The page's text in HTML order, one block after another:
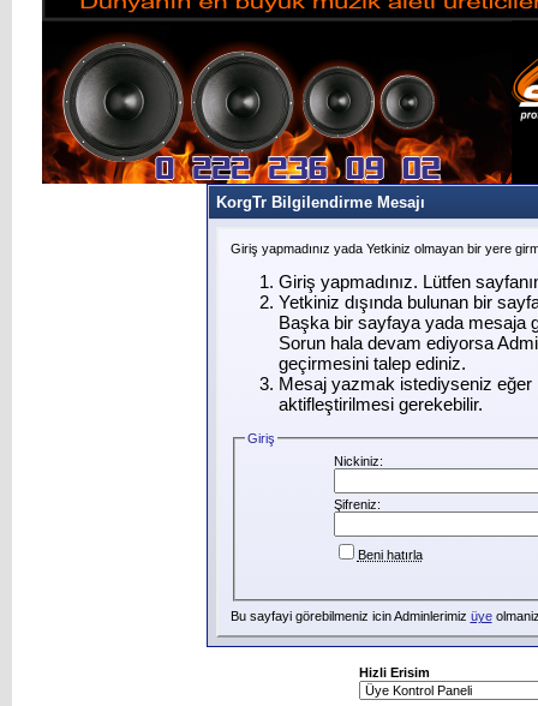
KorgTr Bilgilendirme Mesajı
Giriş yapmadınız yada Yetkiniz olmayan bir yere
Giriş yapmadınız. Lütfen
Yetkiniz dışında bulunan bir
Başka bir sayfaya yada mesaja
Sorun hala devam ediyorsa
geçirmesini talep ediniz.
Mesaj yazmak istediyseniz eğer
aktifleştirilmesi gerekebilir.
Giriş
Nickiniz:
Şifreniz:
Beni hatırla
Bu sayfayi görebilmeniz icin Adminlerimiz üye
Hizli Erisim